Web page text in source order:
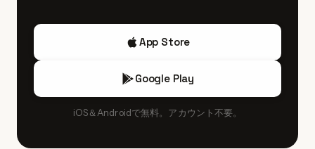
App Store
Google Play
iOS＆Androidで無料。アカウント不要。